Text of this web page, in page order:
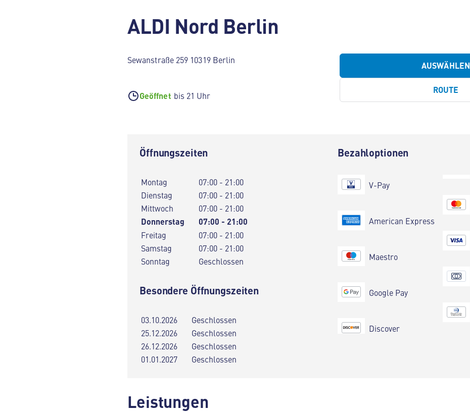
ALDI Nord Berlin
Sewanstraße 259 10319 Berlin
Geöffnet bis 21 Uhr
AUSWÄHLEN
ROUTE
Öffnungszeiten
Montag
07:00 - 21:00
Dienstag
07:00 - 21:00
Mittwoch
07:00 - 21:00
Donnerstag 07:00 - 21:00
Freitag
07:00 - 21:00
Samstag
07:00 - 21:00
Sonntag
Geschlossen
Besondere Öffnungszeiten
03.10.2026
Geschlossen
25.12.2026
Geschlossen
26.12.2026
Geschlossen
01.01.2027
Geschlossen
Bezahloptionen
V-Pay
American Express
Maestro
Google Pay
Discover
Leistungen